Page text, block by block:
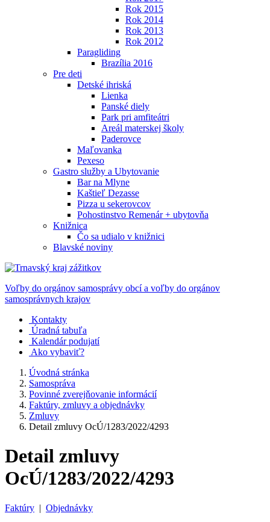
Rok 2015
Rok 2014
Rok 2013
Rok 2012
Paragliding
Brazília 2016
Pre deti
Detské ihriská
Lienka
Panské diely
Park pri amfiteátri
Areál materskej školy
Paderovce
Maľovanka
Pexeso
Gastro služby a Ubytovanie
Bar na Mlyne
Kaštieľ Dezasse
Pizza u sekerovcov
Pohostinstvo Remenár + ubytovňa
Knižnica
Čo sa udialo v knižnici
Blavské noviny
Voľby do orgánov samosprávy obcí a voľby do orgánov
samosprávnych krajov
Kontakty
Úradná tabuľa
Kalendár podujatí
Ako vybaviť?
Úvodná stránka
Samospráva
Povinné zverejňovanie informácií
Faktúry, zmluvy a objednávky
Zmluvy
Detail zmluvy OcÚ/1283/2022/4293
Detail zmluvy
OcÚ/1283/2022/4293
Faktúry | Objednávky